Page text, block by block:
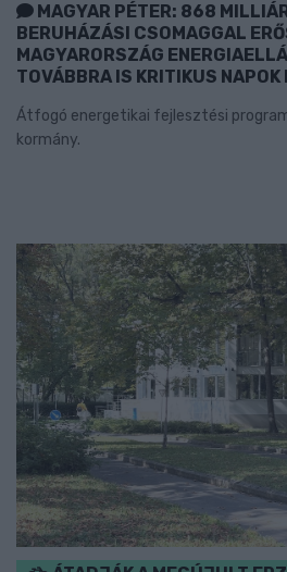
MAGYAR PÉTER: 868
BERUHÁZÁSI CSOMAGGAL
MAGYARORSZÁG
TOVÁBBRA IS KRITIKUS NAPOK
Átfogó energetikai fejlesztési
kormány.